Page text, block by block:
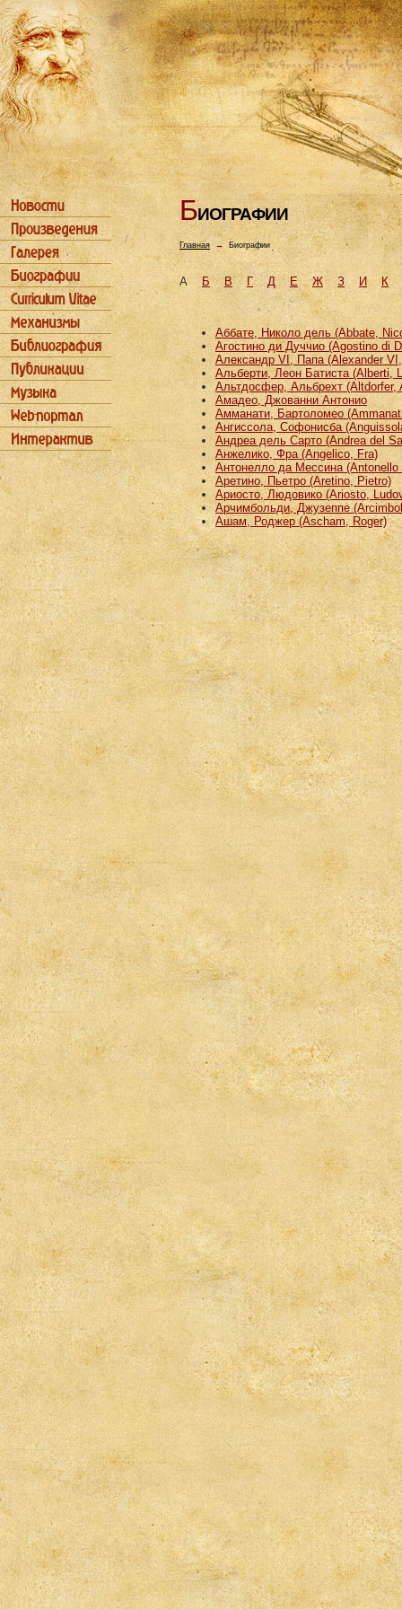
БИОГРАФИИ
Главная→ Биографии
АБ В Г Д Е Ж З И К
Аббате, Николо дель (Abbate,
Агостино ди Дуччио (Agostino di
Александр VI, Папа (Alexander
Альберти, Леон Батиста (Alberti,
Альтдосфер, Альбрехт (Altdorfer,
Амадео, Джованни Антонио
Амманати, Бартоломео
Ангиссола, Софонисба
Андреа дель Сарто (Andrea del
Анжелико, Фра (Angelico, Fra)
Антонелло да Мессина (Antonello
Аретино, Пьетро (Aretino, Pietro)
Ариосто, Людовико (Ariosto,
Арчимбольди, Джузеппе
Ашам, Роджер (Ascham, Roger)